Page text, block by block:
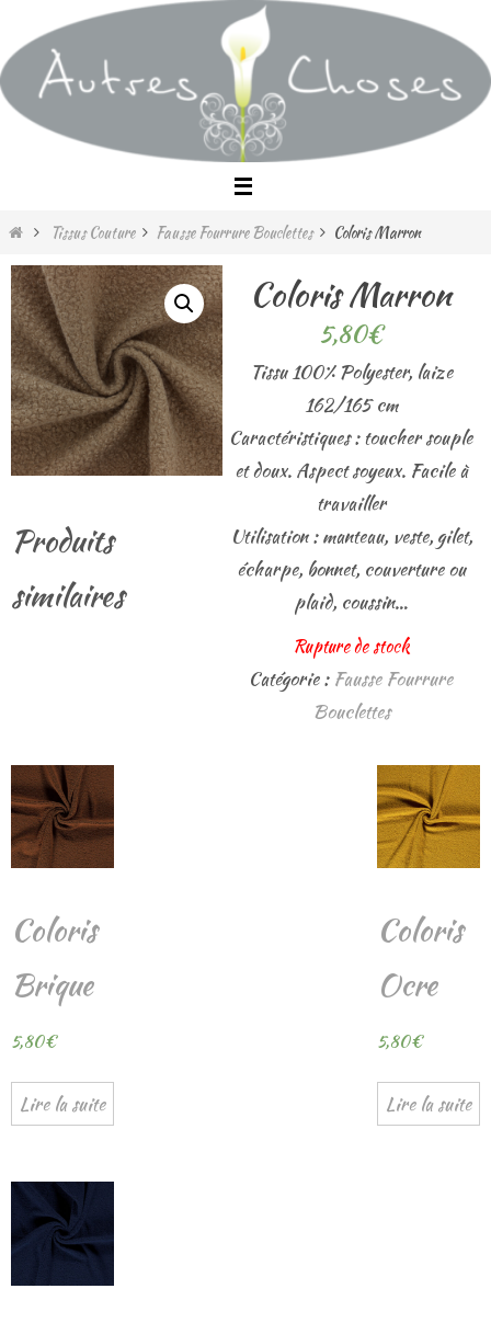
vers
le
contenu
HomeTissus Couture Fausse Fourrure Bouclettes Coloris Marron
Coloris Marron
5,80€
Tissu 100% Polyester, laize
162/165 cm
Caractéristiques : toucher souple
et doux. Aspect soyeux. Facile à
travailler
Utilisation : manteau, veste, gilet,
écharpe, bonnet, couverture ou
plaid, coussin…
Rupture de stock
Catégorie : Fausse Fourrure
Bouclettes
Produits
similaires
Coloris
Brique
5,80€
Lire la suite
Coloris
Ocre
5,80€
Lire la suite